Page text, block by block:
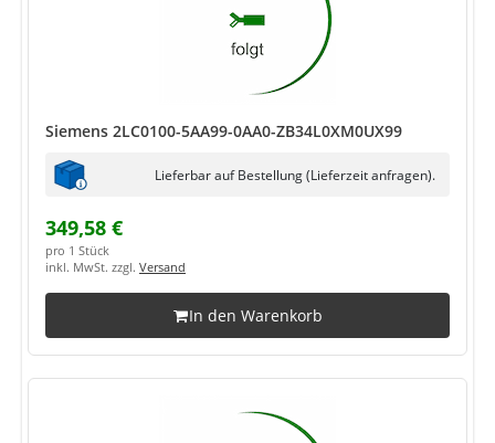
Siemens 2LC0100-5AA99-0AA0-ZB34L0XM0UX99
Lieferbar auf Bestellung (Lieferzeit anfragen).
349,58 €
pro 1 Stück
inkl. MwSt. zzgl. Versand
In den Warenkorb